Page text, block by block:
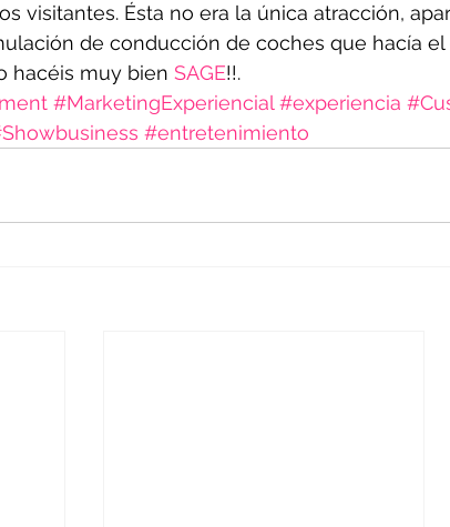
visitantes. Ésta no era la única atracción,
de conducción de coches que hacía
hacéis muy bien SAGE!!.
#MarketingExperiencial #experiencia
#entretenimiento